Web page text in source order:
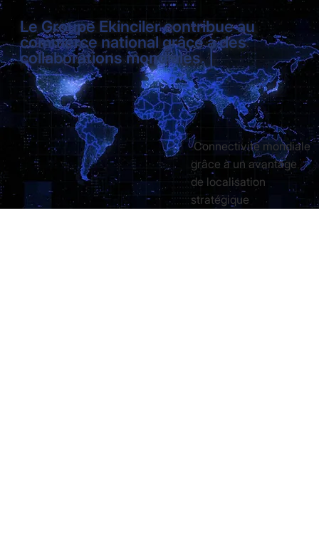
Le Groupe Ekinciler contribue au
commerce national grâce à des
collaborations mondiales. |
Connectivité mondiale
grâce à un avantage
de localisation
stratégique